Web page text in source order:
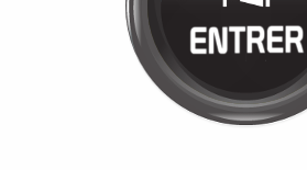
Cliquez pour entrer